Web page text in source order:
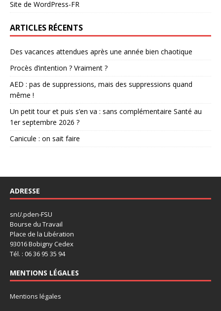
Site de WordPress-FR
ARTICLES RÉCENTS
Des vacances attendues après une année bien chaotique
Procès d’intention ? Vraiment ?
AED : pas de suppressions, mais des suppressions quand
même !
Un petit tour et puis s’en va : sans complémentaire Santé au
1er septembre 2026 ?
Canicule : on sait faire
ADRESSE
snU.pden-FSU
Bourse du Travail
Place de la Libération
93016 Bobigny Cedex
Tél. : 06 36 95 35 94
MENTIONS LÉGALES
Mentions légales